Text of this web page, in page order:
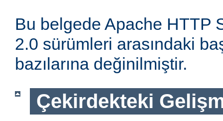
Bu belgede Apache HTTP
2.0 sürümleri arasındaki
bazılarına değinilmiştir.
Çekirdekteki